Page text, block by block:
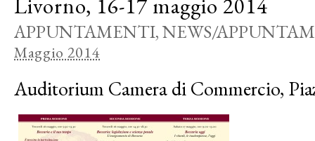
Livorno, 16-17 maggio 2014
APPUNTAMENTI,NEWS/
Maggio 2014
Auditorium Camera di Commercio,